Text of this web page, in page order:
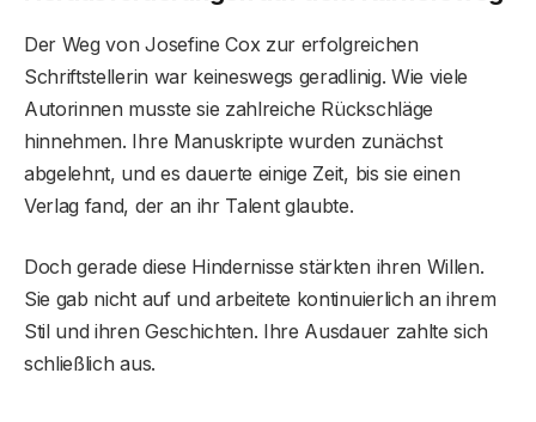
Der Weg von Josefine Cox zur erfolgreichen
Schriftstellerin war keineswegs geradlinig. Wie viele
Autorinnen musste sie zahlreiche Rückschläge
hinnehmen. Ihre Manuskripte wurden zunächst
abgelehnt, und es dauerte einige Zeit, bis sie einen
Verlag fand, der an ihr Talent glaubte.
Doch gerade diese Hindernisse stärkten ihren Willen.
Sie gab nicht auf und arbeitete kontinuierlich an ihrem
Stil und ihren Geschichten. Ihre Ausdauer zahlte sich
schließlich aus.